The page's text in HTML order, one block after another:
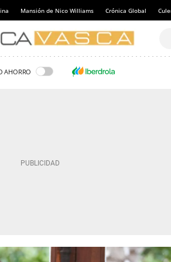
Mansión de Nico Williams Crónica Global
AHORRO